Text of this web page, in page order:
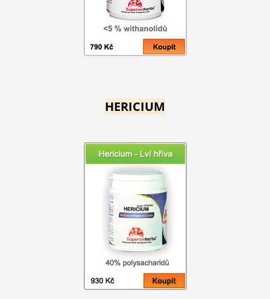
HERICIUM